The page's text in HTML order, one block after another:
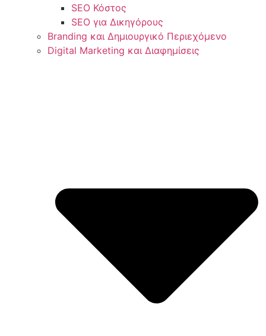
SEO Κόστος
SEO για Δικηγόρους
Branding και Δημιουργικό Περιεχόμενο
Digital Marketing και Διαφημίσεις